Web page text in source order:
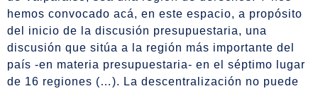
hemos convocado acá, en este espacio, a propósito
del inicio de la discusión presupuestaria, una
discusión que sitúa a la región más importante del
país -en materia presupuestaria- en el séptimo lugar
de 16 regiones (…). La descentralización no puede